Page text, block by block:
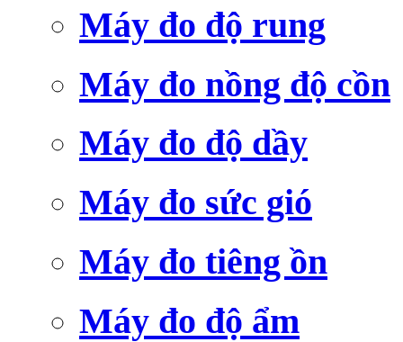
Máy đo độ rung
Máy đo nồng độ cồn
Máy đo độ dầy
Máy đo sức gió
Máy đo tiêng ồn
Máy đo độ ẩm